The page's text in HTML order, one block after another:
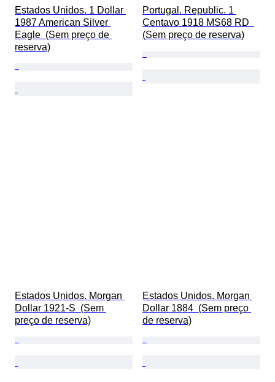
Estados Unidos. 1 Dollar
1987 American Silver
Eagle  (Sem preço de
reserva)
Portugal. Republic. 1
Centavo 1918 MS68 RD
(Sem preço de reserva)
Estados Unidos. Morgan
Dollar 1921-S  (Sem
preço de reserva)
Estados Unidos. Morgan
Dollar 1884  (Sem preço
de reserva)